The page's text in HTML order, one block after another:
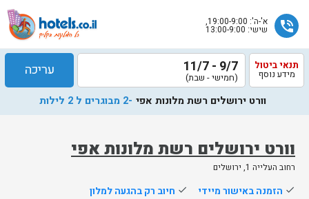
phone_in_talk א'-ה': 19:00-9:00,
שישי: 13:00-9:00
וורט ירושלים רשת מלונות אפי
רחוב העלייה 1, ירושלים
תנאי ביטול
מידע נוסף 9/7 - 11/7
(חמישי - שבת) עריכה
וורט ירושלים רשת מלונות אפי -2 מבוגרים ל 2 לילות
done הזמנה באישור מיידי done חיוב רק בהגעה למלון